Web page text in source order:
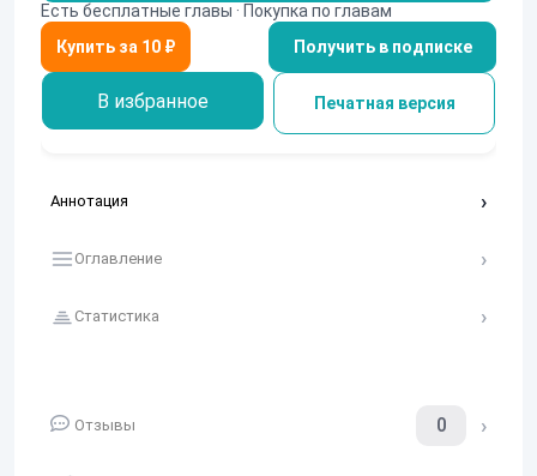
Есть бесплатные главы · Покупка по главам
Получить в подписке
В избранное Печатная версия
Аннотация
Оглавление
Статистика
Отзывы 0